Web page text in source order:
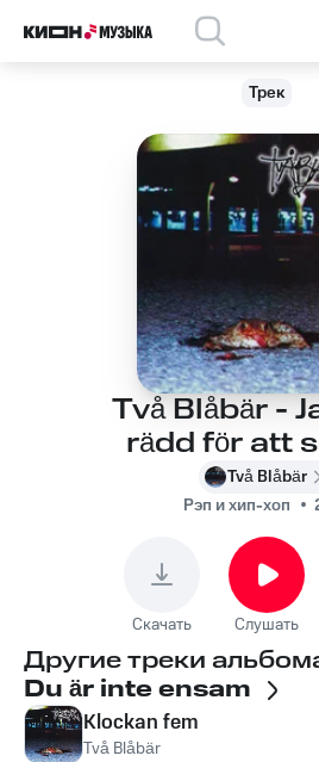
Трек
Två Blåbär -
rädd för att
Två Blåbär
Рэп и хип-хоп
Скачать Слушать
Другие треки
Du är inte ensam
Klockan fem
Två Blåbär